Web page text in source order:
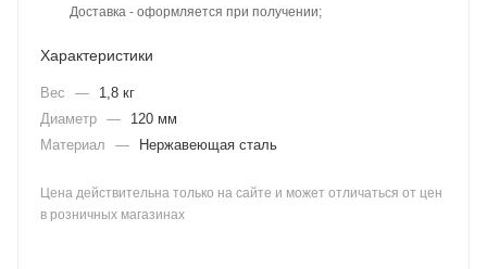
Доставка - оформляется при получении;
Характеристики
Вес —
1,8 кг
Диаметр —
120 мм
Материал
— Нержавеющая сталь
Цена действительна только на сайте и может отличаться от цен
в розничных магазинах